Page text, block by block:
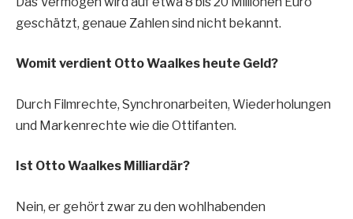
geschätzt, genaue Zahlen sind nicht bekannt.
Womit verdient Otto Waalkes heute Geld?
Durch Filmrechte, Synchronarbeiten, Wiederholungen
und Markenrechte wie die Ottifanten.
Ist Otto Waalkes Milliardär?
Nein, er gehört zwar zu den wohlhabenden